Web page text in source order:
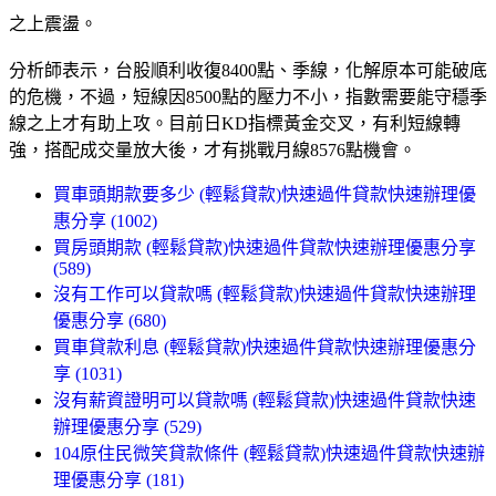
之上震盪。
分析師表示，台股順利收復8400點、季線，化解原本可能破底
的危機，不過，短線因8500點的壓力不小，指數需要能守穩季
線之上才有助上攻。目前日KD指標黃金交叉，有利短線轉
強，搭配成交量放大後，才有挑戰月線8576點機會。
買車頭期款要多少 (輕鬆貸款)快速過件貸款快速辦理優
惠分享 (1002)
買房頭期款 (輕鬆貸款)快速過件貸款快速辦理優惠分享
(589)
沒有工作可以貸款嗎 (輕鬆貸款)快速過件貸款快速辦理
優惠分享 (680)
買車貸款利息 (輕鬆貸款)快速過件貸款快速辦理優惠分
享 (1031)
沒有薪資證明可以貸款嗎 (輕鬆貸款)快速過件貸款快速
辦理優惠分享 (529)
104原住民微笑貸款條件 (輕鬆貸款)快速過件貸款快速辦
理優惠分享 (181)